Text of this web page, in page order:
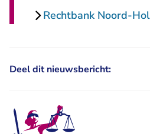
Rechtbank Noord-
Deel dit nieuwsbericht: